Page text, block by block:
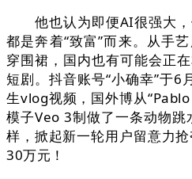
他也认为即便AI很强大，
都是奔着“致富”而来。从手
穿围裙，国内也有可能会正
短剧。抖音账号“小确幸”于6
生vlog视频，国外博从
模子Veo 3制做了一条动物跳
样，掀起新一轮用户留意力
30万元！